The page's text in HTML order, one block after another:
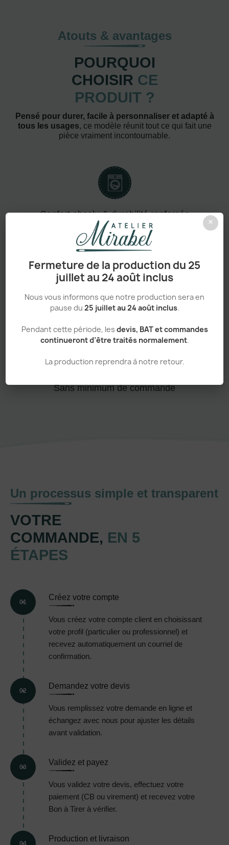
×
Fermeture de la production du 25
juillet au 24 août inclus
Nous vous informons que notre production sera en
pause du 25 juillet au 24 août inclus.
Pendant cette période, les devis, BAT et commandes
continueront d’être traités normalement.
La production reprendra à notre retour.
Atouts & avantages
POURQUOI
CHOISIR CE
PRODUIT ?
Pensé pour durer, facile à personnaliser et adapté à
tous les usages, ce modèle réunit tout ce qui fait une
pièce vraiment incontournable.
Confort absolu & durabilité renforcée
Personnalisation haut de gamme
Adapté aux pros comme aux particuliers
Sans minimum de commande
Un processus simple et transparent
VOTRE
COMMANDE, EN 5
ÉTAPES
01
Créez votre compte
Vous créez votre compte client en choisissant
votre profil (particulier ou professionnel) et
recevez automatiquement un courriel de
confirmation.
02
Demandez votre devis
Vous remplissez votre demande en ligne et
échangez avec nous pour ajuster les détails
avant validation.
03
Validez et payez
Vous validez votre devis, effectuez votre
paiement (CB ou virement) et recevez votre
Bon à Tirer à vérifier.
Production et livraison